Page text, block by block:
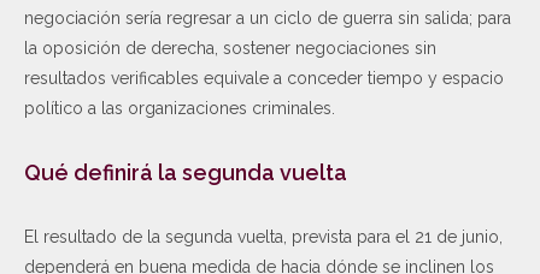
negociación sería regresar a un ciclo de guerra sin salida; para
la oposición de derecha, sostener negociaciones sin
resultados verificables equivale a conceder tiempo y espacio
político a las organizaciones criminales.
Qué definirá la segunda vuelta
El resultado de la segunda vuelta, prevista para el 21 de junio,
dependerá en buena medida de hacia dónde se inclinen los